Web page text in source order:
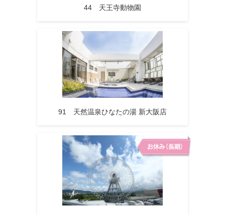
44 天王寺動物園
91 天然温泉ひなたの湯 新大阪店